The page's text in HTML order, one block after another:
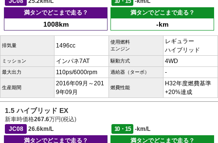
満タンでどこまで走る？
1008km
満タンでどこまで走る？
-km
排気量 1496cc
使用燃料
エンジン
レギュラー
ハイブリッド
ミッション インパネ7AT 駆動方式 4WD
最大出力 110ps/6000rpm 過給器（ターボ） -
生産期間
2016年09月～201
9年09月
燃費性能
H32年度燃費基準
+20%達成
1.5 ハイブリッド EX
新車時価格267.6万円(税込)
JC08
26.6km/L 10・15
-km/L
満タンでどこまで走る？
満タンでどこまで走る？